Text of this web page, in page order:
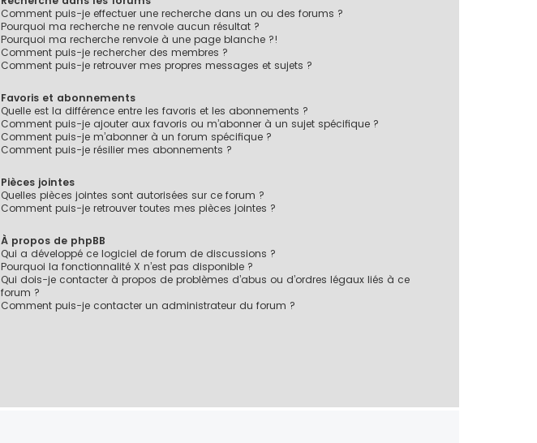
Comment puis-je effectuer une recherche dans un ou des forums ?
Pourquoi ma recherche ne renvoie aucun résultat ?
Pourquoi ma recherche renvoie à une page blanche ?!
Comment puis-je rechercher des membres ?
Comment puis-je retrouver mes propres messages et sujets ?
Favoris et abonnements
Quelle est la différence entre les favoris et les abonnements ?
Comment puis-je ajouter aux favoris ou m’abonner à un sujet spécifique ?
Comment puis-je m’abonner à un forum spécifique ?
Comment puis-je résilier mes abonnements ?
Pièces jointes
Quelles pièces jointes sont autorisées sur ce forum ?
Comment puis-je retrouver toutes mes pièces jointes ?
À propos de phpBB
Qui a développé ce logiciel de forum de discussions ?
Pourquoi la fonctionnalité X n’est pas disponible ?
Qui dois-je contacter à propos de problèmes d’abus ou d’ordres légaux liés à ce
forum ?
Comment puis-je contacter un administrateur du forum ?